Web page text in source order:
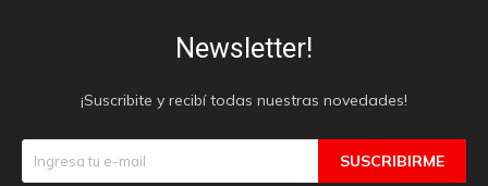
Newsletter!
¡Suscribite y recibí todas nuestras novedades!
SUSCRIBIRME